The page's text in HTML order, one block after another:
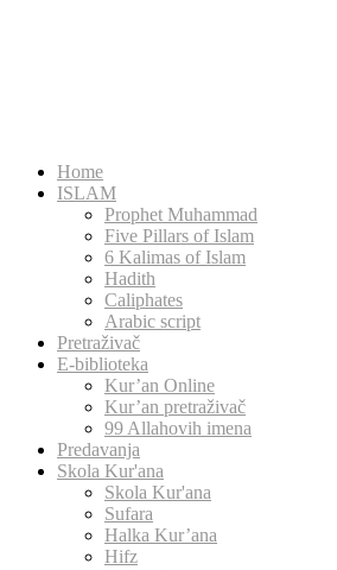
Home
ISLAM
Prophet Muhammad
Five Pillars of Islam
6 Kalimas of Islam
Hadith
Caliphates
Arabic script
Pretraživač
E-biblioteka
Kur’an Online
Kur’an pretraživač
99 Allahovih imena
Predavanja
Skola Kur'ana
Skola Kur'ana
Sufara
Halka Kur’ana
Hifz